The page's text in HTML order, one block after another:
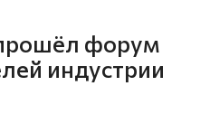
форум
индустрии